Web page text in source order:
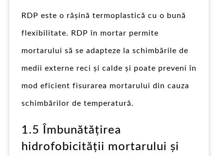
RDP este o rășină termoplastică cu o bună
flexibilitate. RDP în mortar permite
mortarului să se adapteze la schimbările de
medii externe reci și calde și poate preveni în
mod eficient fisurarea mortarului din cauza
schimbărilor de temperatură.
1.5 Îmbunătățirea
hidrofobicității mortarului și